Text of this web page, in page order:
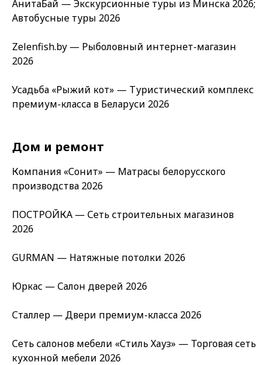
АнитаБай — Экскурсионные туры из Минска 2026;
Автобусные туры 2026
Zelenfish.by — Рыболовный интернет-магазин
2026
Усадьба «Рыжий кот» — Туристический комплекс
премиум-класса в Беларуси 2026
Дом и ремонт
Компания «Сонит» — Матрасы белорусского
производства 2026
ПОСТРОЙКА — Сеть строительных магазинов
2026
GURMAN — Натяжные потолки 2026
Юркас — Салон дверей 2026
Сталлер — Двери премиум-класса 2026
Сеть салонов мебели «Стиль Хауз» — Торговая сеть
кухонной мебели 2026